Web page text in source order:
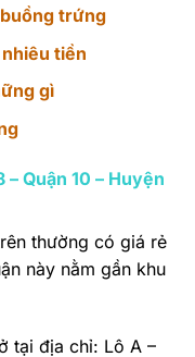
trứng
tiền
gì
– Quận 10 – Huyện
thường có giá rẻ
này nằm gần khu
tại địa chỉ: Lô A –